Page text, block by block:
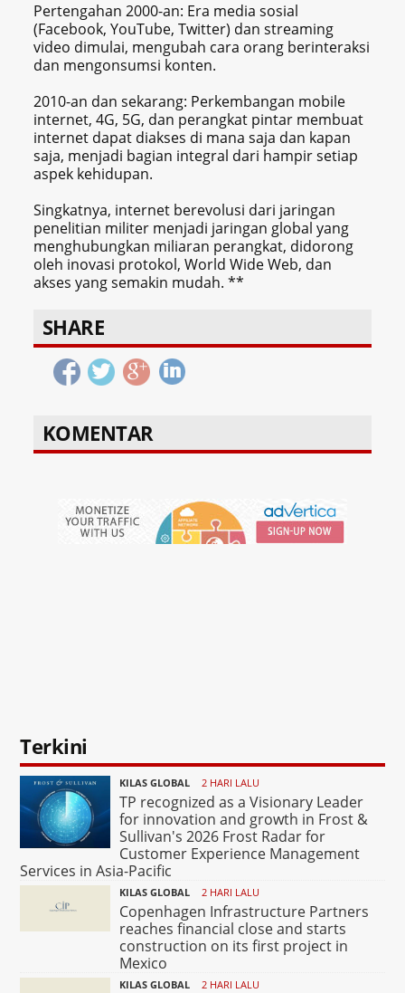
Pertengahan 2000-an: Era media sosial
(Facebook, YouTube, Twitter) dan streaming
video dimulai, mengubah cara orang berinteraksi
dan mengonsumsi konten.
2010-an dan sekarang: Perkembangan mobile
internet, 4G, 5G, dan perangkat pintar membuat
internet dapat diakses di mana saja dan kapan
saja, menjadi bagian integral dari hampir setiap
aspek kehidupan.
Singkatnya, internet berevolusi dari jaringan
penelitian militer menjadi jaringan global yang
menghubungkan miliaran perangkat, didorong
oleh inovasi protokol, World Wide Web, dan
akses yang semakin mudah. **
SHARE
KOMENTAR
Terkini
KILAS GLOBAL 2 HARI LALU
TP recognized as a Visionary Leader
for innovation and growth in Frost &
Sullivan's 2026 Frost Radar for
Customer Experience Management
Services in Asia-Pacific
KILAS GLOBAL 2 HARI LALU
Copenhagen Infrastructure Partners
reaches financial close and starts
construction on its first project in
Mexico
KILAS GLOBAL 2 HARI LALU